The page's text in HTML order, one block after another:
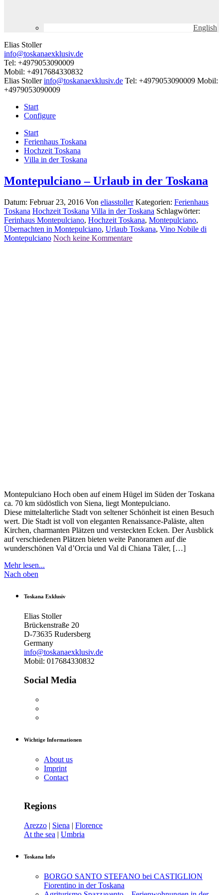
English
Elias Stoller
info@toskanaexklusiv.de
Tel: +4979053090009
Mobil: +4917684330832
Elias Stoller info@toskanaexklusiv.de Tel: +4979053090009 Mobil:
+4979053090009
Start
Configure
Start
Ferienhaus Toskana
Hochzeit Toskana
Villa in der Toskana
Montepulciano – Urlaub in der Toskana
Datum: Februar 23, 2016 Von eliasstoller Kategorien: Ferienhaus
Toskana Hochzeit Toskana Villa in der Toskana Schlagwörter:
Ferinhaus Montepulciano, Hochzeit Toskana, Montepulciano,
Übernachten in Montepulciano, Urlaub Toskana, Vino Nobile di
Montepulciano Noch keine Kommentare
Montepulciano Hoch oben auf einem Hügel im Süden der Toskana
ca. 70 km südöstlich von Siena, liegt Montepulciano.
Diese mittelalterliche Stadt von seltener Schönheit ist einen Besuch
wert. Die Stadt ist voll von eleganten Renaissance-Paläste, alten
Kirchen, charmanten Plätzen und versteckten Ecken. Der Ausblick
auf verschiedenen Plätzen bieten weite Panoramen auf die
wunderschönen Val d’Orcia und Val di Chiana Täler, […]
Mehr lesen...
Nach oben
Toskana Exklusiv
Elias Stoller
Brückenstraße 20
D-73635 Rudersberg
Germany
info@toskanaexklusiv.de
Mobil: 017684330832
Social Media
Wichtige Informationen
About us
Imprint
Contact
Regions
Arezzo | Siena | Florence
At the sea | Umbria
Toskana Info
BORGO SANTO STEFANO bei CASTIGLION
Fiorentino in der Toskana